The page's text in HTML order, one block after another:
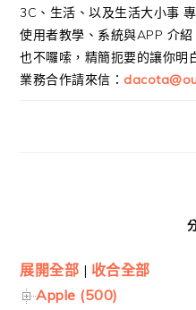
3C、生活、以及生活大小事
使用者教學、系統與APP 介
也不囉嗦，精簡扼要的讓你明
業務合作請來信：
展開全部 | 收合全部
Apple (500)